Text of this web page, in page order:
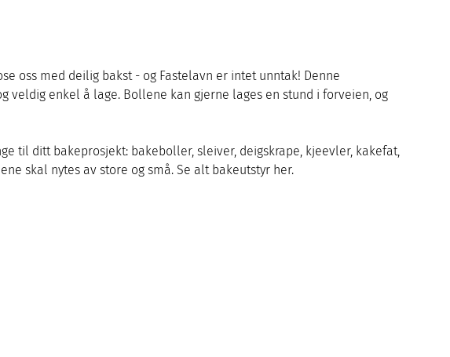
oss med deilig bakst - og Fastelavn er intet unntak! Denne
veldig enkel å lage. Bollene kan gjerne lages en stund i forveien, og
til ditt bakeprosjekt: bakeboller, sleiver, deigskrape, kjeevler, kakefat,
skal nytes av store og små. Se alt bakeutstyr her.